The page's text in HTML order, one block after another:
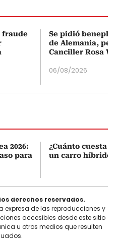
fraude
Se pidió
de Alemania,
Canciller Rosa
06/08/2026
2026:
para
¿Cuánto cuesta
un carro híbrido
los derechos reservados.
expresa de las reproducciones y
accesibles desde este sitio
u otros medios que resulten